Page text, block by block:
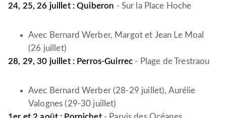
24, 25, 26 juillet : Quiberon - Sur la Place Hoche
Avec Bernard Werber, Margot et Jean Le Moal
(26 juillet)
28, 29, 30 juillet : Perros-Guirrec - Plage de Trestraou
Avec Bernard Werber (28-29 juillet), Aurélie
Valognes (29-30 juillet)